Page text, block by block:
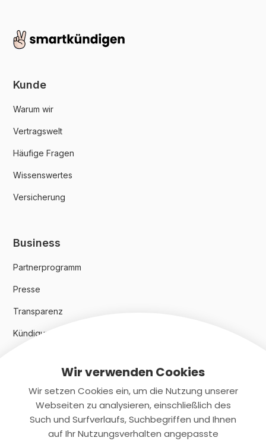
Kunde
Warum wir
Vertragswelt
Häufige Fragen
Wissenswertes
Versicherung
Business
Partnerprogramm
Presse
Transparenz
Kündigungsindex 2024
Rechtliches
Datenschutz
Wir verwenden Cookies
Wir setzen Cookies ein, um die Nutzung unserer
Webseiten zu analysieren, einschließlich des
Such und Surfverlaufs, Suchbegriffen und Ihnen
auf Ihr Nutzungsverhalten angepasste